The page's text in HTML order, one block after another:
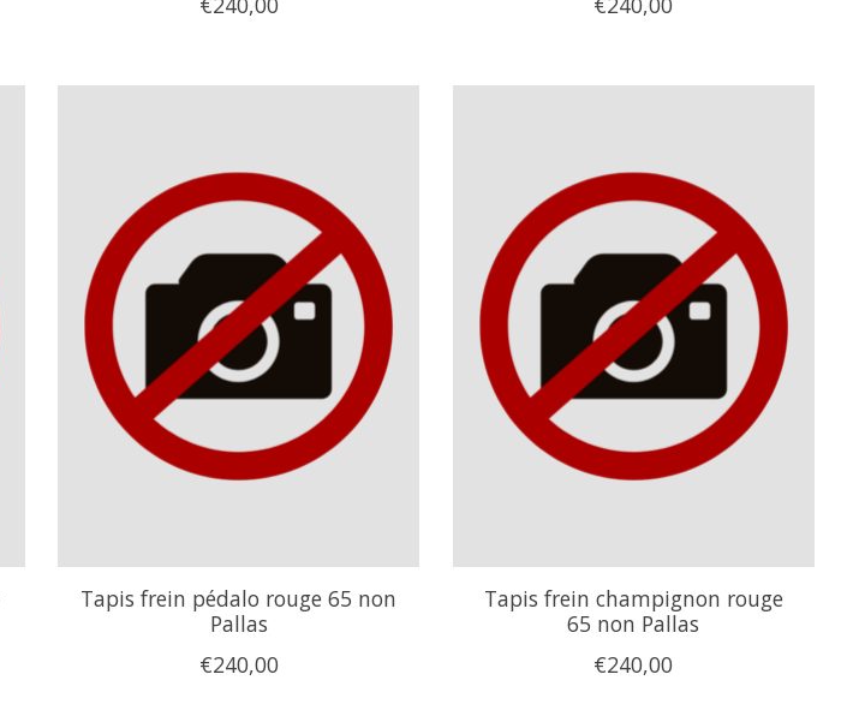
Tapis frein pédalo rouge 65 non
Pallas
€240,00
Tapis frein champignon rouge
65 non Pallas
€240,00